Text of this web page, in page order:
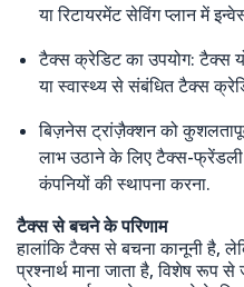
या रिटायरमेंट सेविंग प्लान में
टैक्स क्रेडिट का उपयोग: टैक्स
या स्वास्थ्य से संबंधित टैक्स
बिज़नेस ट्रांज़ैक्शन को
लाभ उठाने के लिए टैक्स-फ्रेंडली
कंपनियों की स्थापना करना.
टैक्स से बचने के परिणाम
हालांकि टैक्स से बचना कानूनी है,
प्रश्नार्थ माना जाता है, विशेष रूप